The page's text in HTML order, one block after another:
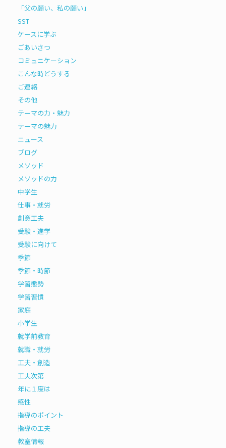
「父の願い、私の願い」
SST
ケースに学ぶ
ごあいさつ
コミュニケーション
こんな時どうする
ご連絡
その他
テーマの力・魅力
テーマの魅力
ニュース
ブログ
メソッド
メソッドの力
中学生
仕事・就労
創意工夫
受験・進学
受験に向けて
季節
季節・時節
学習態勢
学習習慣
家庭
小学生
就学前教育
就職・就労
工夫・創造
工夫次第
年に１度は
感性
指導のポイント
指導の工夫
教室情報